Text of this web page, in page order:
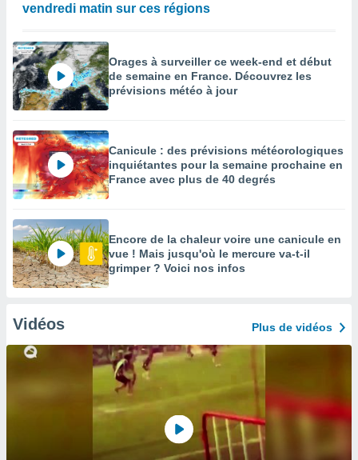
vendredi matin sur ces régions
Orages à surveiller ce week-end et début
de semaine en France. Découvrez les
prévisions météo à jour
Canicule : des prévisions météorologiques
inquiétantes pour la semaine prochaine en
France avec plus de 40 degrés
Encore de la chaleur voire une canicule en
vue ! Mais jusqu'où le mercure va-t-il
grimper ? Voici nos infos
Vidéos Plus de vidéos